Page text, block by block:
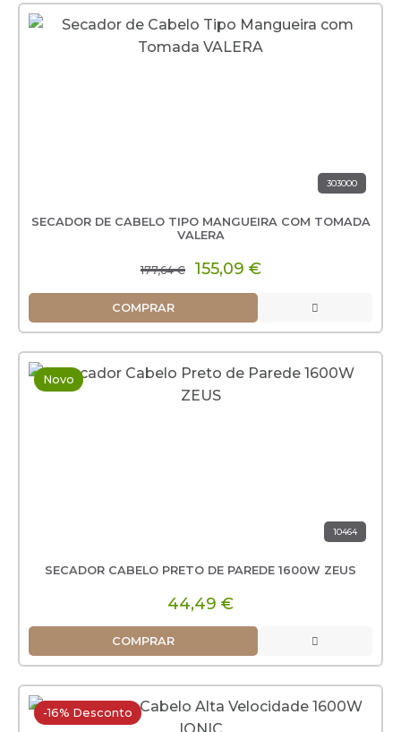
303000
SECADOR DE CABELO TIPO MANGUEIRA COM TOMADA
VALERA
177,64 € 155,09 €
COMPRAR
Novo
10464
SECADOR CABELO PRETO DE PAREDE 1600W ZEUS
44,49 €
COMPRAR
-16% Desconto